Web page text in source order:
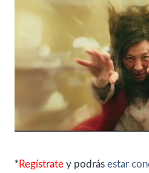
* Regístrate y podrás estar